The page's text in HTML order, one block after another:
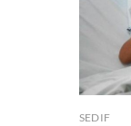
SEDIF